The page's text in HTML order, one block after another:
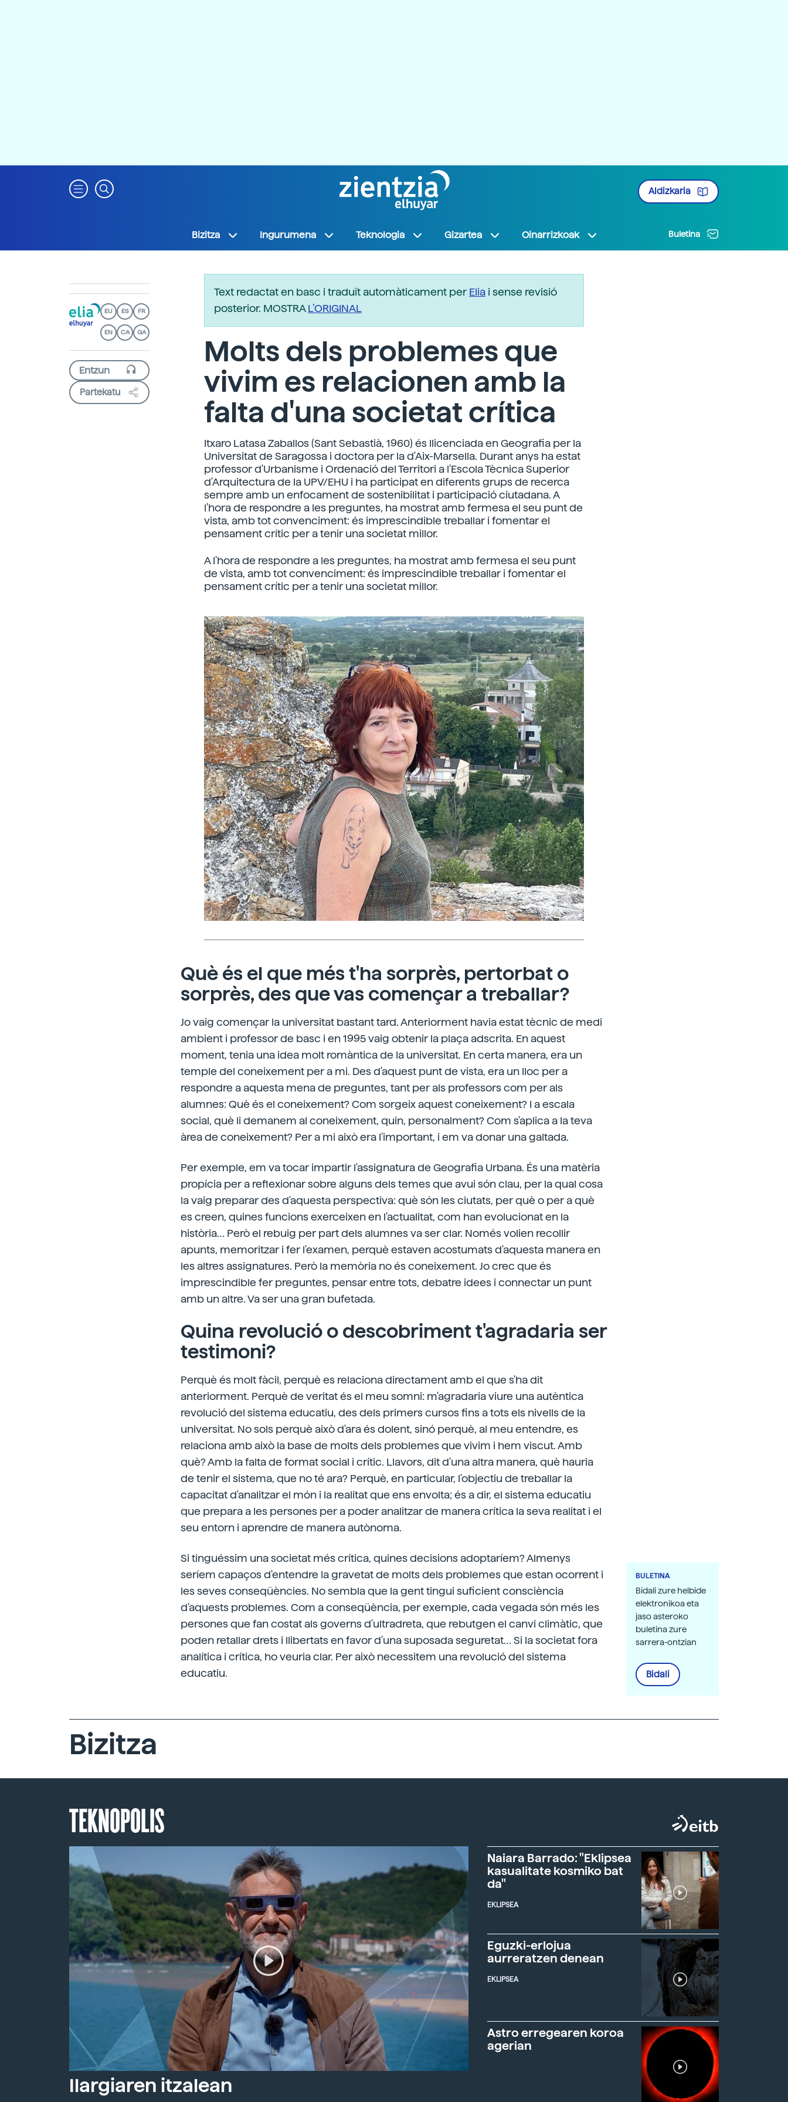
Aldizkaria
Bizitza Ingurumena Teknologia Gizartea Oinarrizkoak Buletina
EU ES FR
EN CA GA
Partekatu
Text redactat en basc i traduït automàticament perElia i sense revisió
posterior. MOSTRAL’ORIGINAL
Molts dels problemes que
vivim es relacionen amb la
falta d'una societat crítica
Itxaro Latasa Zaballos (Sant Sebastià, 1960) és llicenciada en Geografia per la
Universitat de Saragossa i doctora per la d'Aix-Marsella. Durant anys ha estat
professor d'Urbanisme i Ordenació del Territori a l'Escola Tècnica Superior
d'Arquitectura de la UPV/EHU i ha participat en diferents grups de recerca
sempre amb un enfocament de sostenibilitat i participació ciutadana. A
l'hora de respondre a les preguntes, ha mostrat amb fermesa el seu punt de
vista, amb tot convenciment: és imprescindible treballar i fomentar el
pensament crític per a tenir una societat millor.
A l'hora de respondre a les preguntes, ha mostrat amb fermesa el seu punt
de vista, amb tot convenciment: és imprescindible treballar i fomentar el
pensament crític per a tenir una societat millor.
Què és el que més t'ha sorprès, pertorbat o
sorprès, des que vas començar a treballar?
Jo vaig començar la universitat bastant tard. Anteriorment havia estat tècnic de medi
ambient i professor de basc i en 1995 vaig obtenir la plaça adscrita. En aquest
moment, tenia una idea molt romàntica de la universitat. En certa manera, era un
temple del coneixement per a mi. Des d'aquest punt de vista, era un lloc per a
respondre a aquesta mena de preguntes, tant per als professors com per als
alumnes: Què és el coneixement? Com sorgeix aquest coneixement? I a escala
social, què li demanem al coneixement, quin, personalment? Com s'aplica a la teva
àrea de coneixement? Per a mi això era l'important, i em va donar una galtada.
Per exemple, em va tocar impartir l'assignatura de Geografia Urbana. És una matèria
propícia per a reflexionar sobre alguns dels temes que avui són clau, per la qual cosa
la vaig preparar des d'aquesta perspectiva: què són les ciutats, per què o per a què
es creen, quines funcions exerceixen en l'actualitat, com han evolucionat en la
història… Però el rebuig per part dels alumnes va ser clar. Només volien recollir
apunts, memoritzar i fer l'examen, perquè estaven acostumats d'aquesta manera en
les altres assignatures. Però la memòria no és coneixement. Jo crec que és
imprescindible fer preguntes, pensar entre tots, debatre idees i connectar un punt
amb un altre. Va ser una gran bufetada.
Quina revolució o descobriment t'agradaria ser
testimoni?
Perquè és molt fàcil, perquè es relaciona directament amb el que s'ha dit
anteriorment. Perquè de veritat és el meu somni: m'agradaria viure una autèntica
revolució del sistema educatiu, des dels primers cursos fins a tots els nivells de la
universitat. No sols perquè això d'ara és dolent, sinó perquè, al meu entendre, es
relaciona amb això la base de molts dels problemes que vivim i hem viscut. Amb
què? Amb la falta de format social i crític. Llavors, dit d'una altra manera, què hauria
de tenir el sistema, que no té ara? Perquè, en particular, l'objectiu de treballar la
capacitat d'analitzar el món i la realitat que ens envolta; és a dir, el sistema educatiu
que prepara a les persones per a poder analitzar de manera crítica la seva realitat i el
seu entorn i aprendre de manera autònoma.
Si tinguéssim una societat més crítica, quines decisions adoptaríem? Almenys
seríem capaços d'entendre la gravetat de molts dels problemes que estan ocorrent i
les seves conseqüències. No sembla que la gent tingui suficient consciència
d'aquests problemes. Com a conseqüència, per exemple, cada vegada són més les
persones que fan costat als governs d'ultradreta, que rebutgen el canvi climàtic, que
poden retallar drets i llibertats en favor d'una suposada seguretat… Si la societat fora
analítica i crítica, ho veuria clar. Per això necessitem una revolució del sistema
educatiu.
BULETINA
Bidali zure helbide
elektronikoa eta
jaso asteroko
buletina zure
sarrera-ontzian
Bidali
Bizitza
TEKNOPOLIS
Ilargiaren itzalean
Naiara Barrado: "Eklipsea
kasualitate kosmiko bat
da"
EKLIPSEA
Eguzki-erlojua
aurreratzen denean
EKLIPSEA
Astro erregearen koroa
agerian